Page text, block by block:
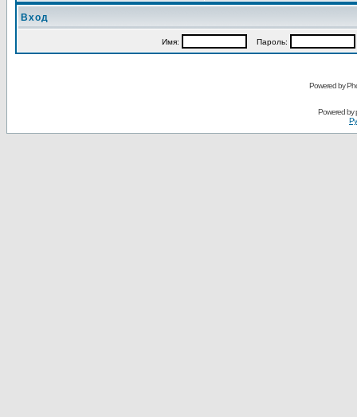
Вход
Имя: Пароль:
Powered by
Powered by